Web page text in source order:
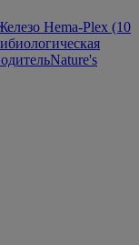
Hema-Plex (10
биологическая
Nature's